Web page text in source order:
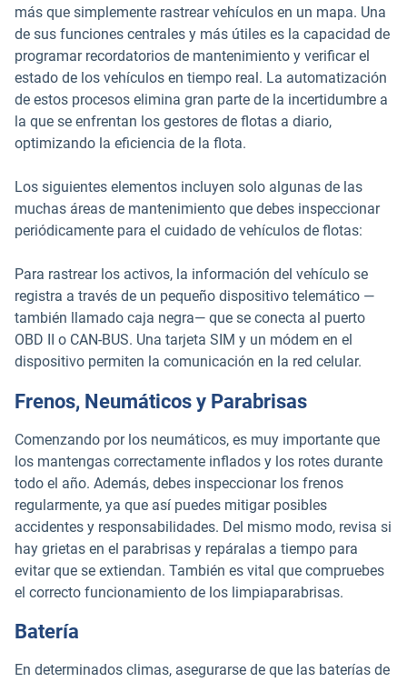
más que simplemente rastrear vehículos en un mapa. Una
de sus funciones centrales y más útiles es la capacidad de
programar recordatorios de mantenimiento y verificar el
estado de los vehículos en tiempo real. La automatización
de estos procesos elimina gran parte de la incertidumbre a
la que se enfrentan los gestores de flotas a diario,
optimizando la eficiencia de la flota.
Los siguientes elementos incluyen solo algunas de las
muchas áreas de mantenimiento que debes inspeccionar
periódicamente para el cuidado de vehículos de flotas:
Para rastrear los activos, la información del vehículo se
registra a través de un pequeño dispositivo telemático —
también llamado caja negra— que se conecta al puerto
OBD II o CAN-BUS. Una tarjeta SIM y un módem en el
dispositivo permiten la comunicación en la red celular.
Frenos, Neumáticos y Parabrisas
Comenzando por los neumáticos, es muy importante que
los mantengas correctamente inflados y los rotes durante
todo el año. Además, debes inspeccionar los frenos
regularmente, ya que así puedes mitigar posibles
accidentes y responsabilidades. Del mismo modo, revisa si
hay grietas en el parabrisas y repáralas a tiempo para
evitar que se extiendan. También es vital que compruebes
el correcto funcionamiento de los limpiaparabrisas.
Batería
En determinados climas, asegurarse de que las baterías de